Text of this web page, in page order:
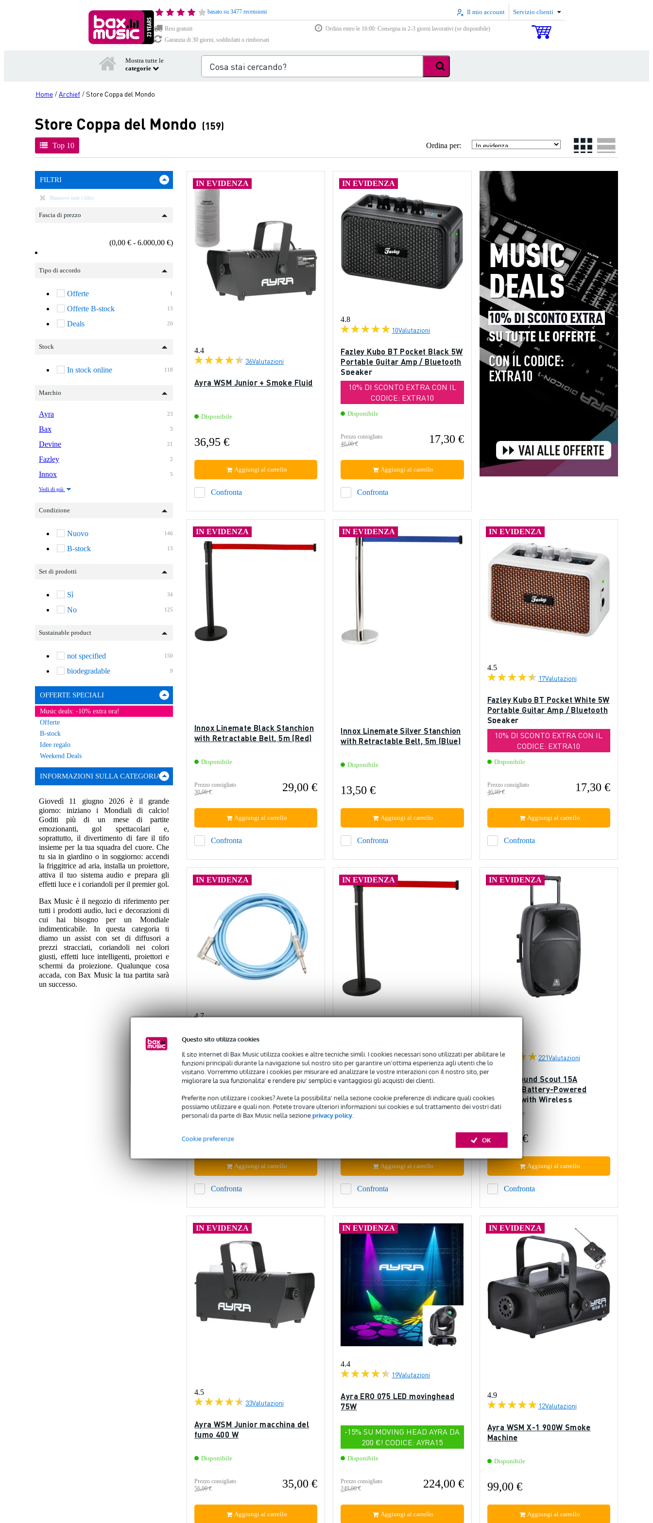
Questo sito utilizza cookies
Il sito internet di Bax Music utilizza cookies e altre tecniche simili. I cookies necessari sono utilizzati per abilitare le
funzioni principali durante la navigazione sul nostro sito per garantire un'ottima esperienza agli utenti che lo
visitano. Vorremmo utilizzare i cookies per misurare ed analizzare le vostre interazioni con il nostro sito, per
migliorare la sua funzionalita' e rendere piu' semplici e vantaggiosi gli acquisti dei clienti.
Preferite non utilizzare i cookies? Avete la possibilita' nella sezione cookie preferenze di indicare quali cookies
possiamo utilizzare e quali non. Potete trovare ulteriori informazioni sui cookies e sul trattamento dei vostri dati
personali da parte di Bax Music nella sezioneprivacy policy.
OK
Cookie preferenze
basato su 3477 recensioni Il mio account Servizio clienti
Resi gratuiti
Ordina entro le 16:00: Consegna in 2-3 giorni lavorativi (se disponibile)
Garanzia di 30 giorni, soddisfatti o rimborsati
Mostra tutte le
categorie
Home /Archief /Store Coppa del Mondo
Store Coppa del Mondo (159)
Top 10 Ordina per:
FILTRI
Rimuovi tutti i filtri
Fascia di prezzo
(0,00 € - 6.000,00 €)
Tipo di accordo
1
Offerte
13
Offerte B-stock
20
Deals
Stock
118
In stock online
Marchio
23
Ayra
3
Bax
21
Devine
2
Fazley
5
Innox
Vedi di più
Condizione
146
Nuovo
13
B-stock
Set di prodotti
34
Sì
125
No
Sustainable product
150
not specified
9
biodegradable
OFFERTE SPECIALI
Music deals: -10% extra ora!
Offerte
B-stock
Idee regalo
Weekend Deals
INFORMAZIONI SULLA CATEGORIA
Giovedì 11 giugno 2026 è il grande
giorno: iniziano i Mondiali di calcio!
Goditi più di un mese di partite
emozionanti, gol spettacolari e,
soprattutto, il divertimento di fare il tifo
insieme per la tua squadra del cuore. Che
tu sia in giardino o in soggiorno: accendi
la friggitrice ad aria, installa un proiettore,
attiva il tuo sistema audio e prepara gli
effetti luce e i coriandoli per il premier gol.
Bax Music è il negozio di riferimento per
tutti i prodotti audio, luci e decorazioni di
cui hai bisogno per un Mondiale
indimenticabile. In questa categoria ti
diamo un assist con set di diffusori a
prezzi stracciati, coriandoli nei colori
giusti, effetti luce intelligenti, proiettori e
schermi da proiezione. Qualunque cosa
accada, con Bax Music la tua partita sarà
un successo.
IN EVIDENZA
4.4
36Valutazioni
Ayra WSM Junior + Smoke Fluid
Disponibile
36,95 €
Confronta
Aggiungi al carrello
IN EVIDENZA
4.8
10Valutazioni
Fazley Kubo BT Pocket Black 5W
Portable Guitar Amp / Bluetooth
Speaker
10% DI SCONTO EXTRA CON IL
CODICE: EXTRA10
Disponibile
Prezzo consigliato
46,00 €
17,30 €
Confronta
Aggiungi al carrello
IN EVIDENZA
Innox Linemate Black Stanchion
with Retractable Belt, 5m (Red)
Disponibile
Prezzo consigliato
30,00 €
29,00 €
Confronta
Aggiungi al carrello
IN EVIDENZA
Innox Linemate Silver Stanchion
with Retractable Belt, 5m (Blue)
Disponibile
13,50 €
Confronta
Aggiungi al carrello
IN EVIDENZA
4.5
17Valutazioni
Fazley Kubo BT Pocket White 5W
Portable Guitar Amp / Bluetooth
Speaker
10% DI SCONTO EXTRA CON IL
CODICE: EXTRA10
Disponibile
Prezzo consigliato
46,00 €
17,30 €
Confronta
Aggiungi al carrello
IN EVIDENZA
4.7
Guitar Gable with Straight-
Angled Plugs, 3m (Blue)
10% DI SCONTO EXTRA CON IL
CODICE: EXTRA10
Disponibile
13,60 €
Confronta
Aggiungi al carrello
IN EVIDENZA
1Valutazione
Innox Linemate Black Stanchion
with Retractable Belt, 3m (Red)
Disponibile
21,90 €
Confronta
Aggiungi al carrello
IN EVIDENZA
221Valutazioni
Devine Sound Scout 15A
Portable Battery-Powered
Speaker with Wireless
Microphones
Disponibile
315,95 €
Confronta
Aggiungi al carrello
IN EVIDENZA
4.5
33Valutazioni
Ayra WSM Junior macchina del
fumo 400 W
Disponibile
Prezzo consigliato
56,00 €
35,00 €
Aggiungi al carrello
IN EVIDENZA
4.4
19Valutazioni
Ayra ERO 075 LED movinghead
75W
-15% SU MOVING HEAD AYRA DA
200 €! CODICE: AYRA15
Disponibile
Prezzo consigliato
249,00 €
224,00 €
Aggiungi al carrello
IN EVIDENZA
4.9
12Valutazioni
Ayra WSM X-1 900W Smoke
Machine
Disponibile
99,00 €
Aggiungi al carrello